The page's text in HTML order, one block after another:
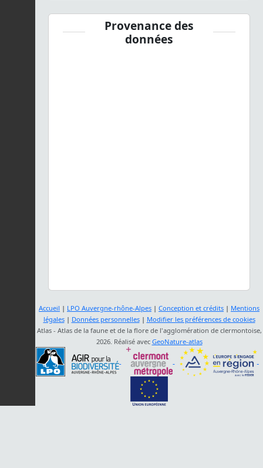
Provenance des
données
Accueil | LPO Auvergne-rhône-Alpes | Conception et crédits | Mentions
légales| Données personnelles| Modifier les préférences de cookies
Atlas - Atlas de la faune et de la flore de l'agglomération de clermontoise,
2026. Réalisé avec GeoNature-atlas